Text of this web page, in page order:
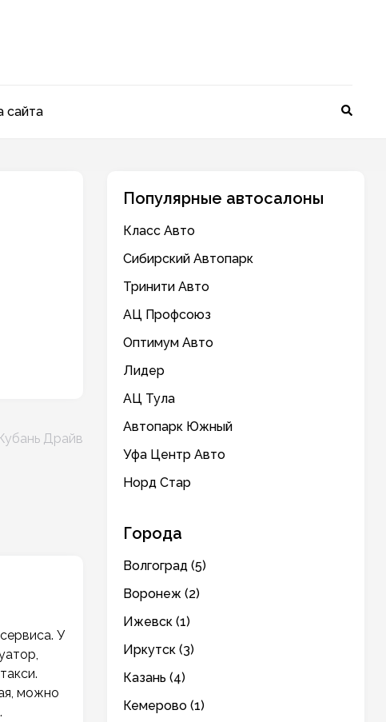
сайта
Драйв
У
можно
Популярные автосалоны
Класс Авто
Сибирский Автопарк
Тринити Авто
АЦ Профсоюз
Оптимум Авто
Лидер
АЦ Тула
Автопарк Южный
Уфа Центр Авто
Норд Стар
Города
Волгоград (5)
Воронеж (2)
Ижевск (1)
Иркутск (3)
Казань (4)
Кемерово (1)